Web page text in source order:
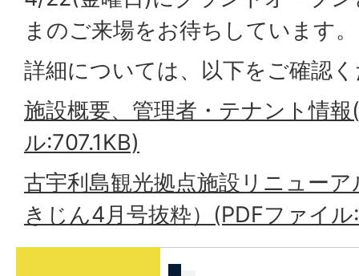
まのご来場をお待ちしています。
詳細については、以下をご確認
施設概要、管理者・テナント情
ル:707.1KB)
古宇利島観光拠点施設リニュー
きじん4月号抜粋）(PDFファイ